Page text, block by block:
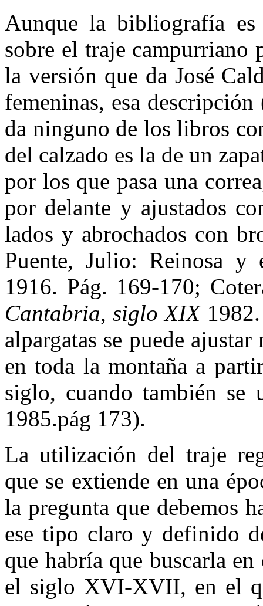
Aunque la bibliografía es
sobre el traje campurriano
la versión que da José
femeninas, esa
da ninguno de los libros
del calzado es la de un
por los que pasa una
por delante y ajustados
lados y abrochados con
Puente, Julio: Reinosa y
1916. Pág. 169-170;
Cantabria,siglo XIX1982.
alpargatas se puede
en toda la montaña a
siglo, cuando también
1985.pág 173).
La utilización del traje
que se extiende en una
la pregunta que debemos
ese tipo claro y definido
que habría que buscarla
el siglo XVI-XVII, en el